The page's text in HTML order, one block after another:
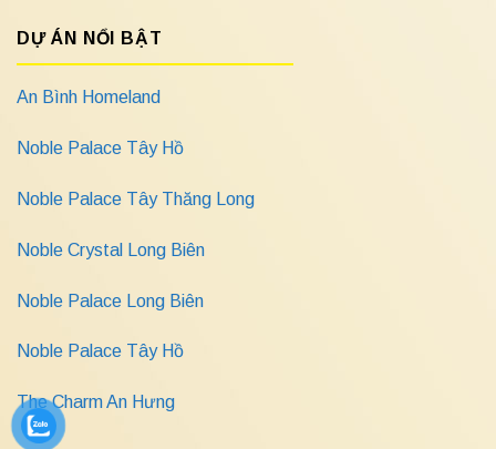
DỰ ÁN NỔI BẬT
An Bình Homeland
Noble Palace Tây Hồ
Noble Palace Tây Thăng Long
Noble Crystal Long Biên
Noble Palace Long Biên
Noble Palace Tây Hồ
The Charm An Hưng